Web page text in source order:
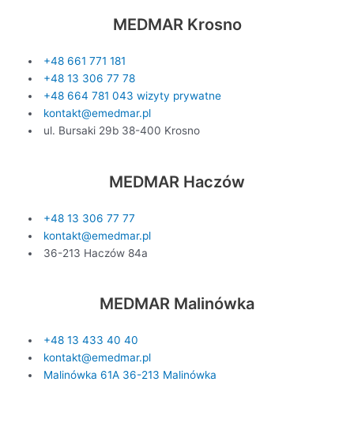
MEDMAR Krosno
+48 661 771 181
+48 13 306 77 78
+48 664 781 043 wizyty prywatne
kontakt@emedmar.pl
ul. Bursaki 29b 38-400 Krosno
MEDMAR Haczów
+48 13 306 77 77
kontakt@emedmar.pl
36-213 Haczów 84a
MEDMAR Malinówka
+48 13 433 40 40
kontakt@emedmar.pl
Malinówka 61A 36-213 Malinówka